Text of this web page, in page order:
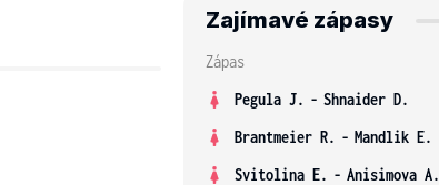
Zajímavé zápasy
Zápas
Pegula J. - Shnaider D.
Brantmeier R. - Mandlik E.
Svitolina E. - Anisimova A.